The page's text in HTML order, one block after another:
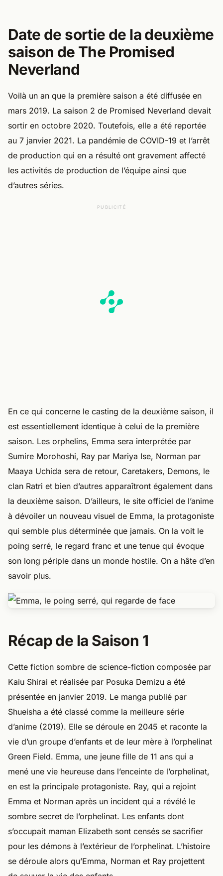
Date de sortie de la deuxième
saison de The Promised
Neverland
Voilà un an que la première saison a été diffusée en
mars 2019. La saison 2 de Promised Neverland devait
sortir en octobre 2020. Toutefois, elle a été reportée
au 7 janvier 2021. La pandémie de COVID-19 et l’arrêt
de production qui en a résulté ont gravement affecté
les activités de production de l’équipe ainsi que
d’autres séries.
PUBLICITÉ
En ce qui concerne le casting de la deuxième saison, il
est essentiellement identique à celui de la première
saison. Les orphelins, Emma sera interprétée par
Sumire Morohoshi, Ray par Mariya Ise, Norman par
Maaya Uchida sera de retour, Caretakers, Demons, le
clan Ratri et bien d’autres apparaîtront également dans
la deuxième saison. D’ailleurs, le site officiel de l’anime
à dévoiler un nouveau visuel de Emma, la protagoniste
qui semble plus déterminée que jamais. On la voit le
poing serré, le regard franc et une tenue qui évoque
son long périple dans un monde hostile. On a hâte d’en
savoir plus.
Récap de la Saison 1
Cette fiction sombre de science-fiction composée par
Kaiu Shirai et réalisée par Posuka Demizu a été
présentée en janvier 2019. Le manga publié par
Shueisha a été classé comme la meilleure série
d’anime (2019). Elle se déroule en 2045 et raconte la
vie d’un groupe d’enfants et de leur mère à l’orphelinat
Green Field. Emma, une jeune fille de 11 ans qui a
mené une vie heureuse dans l’enceinte de l’orphelinat,
en est la principale protagoniste. Ray, qui a rejoint
Emma et Norman après un incident qui a révélé le
sombre secret de l’orphelinat. Les enfants dont
s’occupait maman Elizabeth sont censés se sacrifier
pour les démons à l’extérieur de l’orphelinat. L’histoire
se déroule alors qu’Emma, Norman et Ray projettent